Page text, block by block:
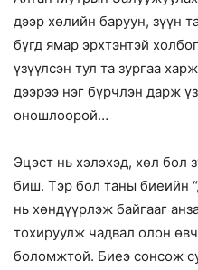
дээр хөлийн баруун, зүүн
бүгд ямар эрхтэнтэй
үзүүлсэн тул та зургаа
дээрээ нэг бүрчлэн дарж
оношлоорой…
Эцэст нь хэлэхэд, хөл бол
биш. Тэр бол таны биеийн
нь хөндүүрлэж байгааг
тохируулж чадвал олон
боломжтой. Биеэ сонсож